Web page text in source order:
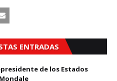
ENTRADAS
de los Estados